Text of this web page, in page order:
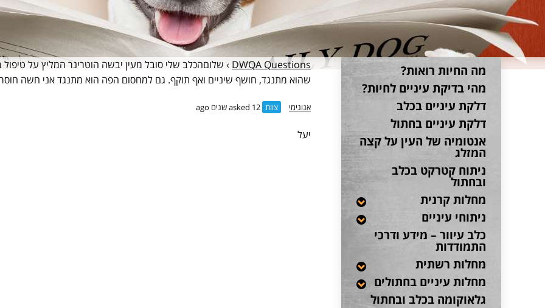
DWQA Questions
› שלוםהכלב שלי סובל מעין יבשה הוטרינר המליץ על
שהוא מתנגד, חושף שיניים ואף תוקף. גם למחסום הפה הוא מתנגד אני חשה חוסר
אנונימי צוות
יעל
מה החיות רואות?
מהי בדיקת עיניים לחיות?
דלקת עיניים בכלב
דלקת עיניים בחתול
אנטומיה של העין על קצה
המזלג
ניתוח קטרקט בכלב
ובחתול
מחלות קרנית
ניתוחי עיניים
כלב עיוור – מידע ודרכי
התמודדות
מחלות רשתית
מחלות עיניים בחתולים
גלאוקומה בכלב ובחתול